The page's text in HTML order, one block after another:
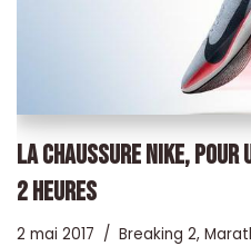
LA CHAUSSURE NIKE, POUR
2 HEURES
2 mai 2017 Breaking 2,